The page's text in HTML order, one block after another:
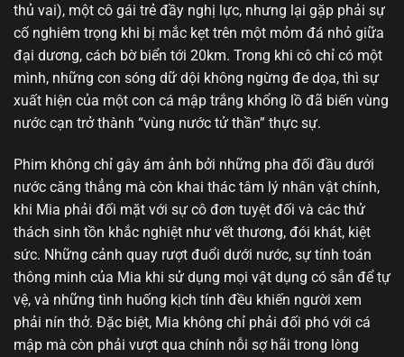
thủ vai), một cô gái trẻ đầy nghị lực, nhưng lại gặp phải sự
cố nghiêm trọng khi bị mắc kẹt trên một mỏm đá nhỏ giữa
đại dương, cách bờ biển tới 20km. Trong khi cô chỉ có một
mình, những con sóng dữ dội không ngừng đe dọa, thì sự
xuất hiện của một con cá mập trắng khổng lồ đã biến vùng
nước cạn trở thành “vùng nước tử thần” thực sự.
Phim không chỉ gây ám ảnh bởi những pha đối đầu dưới
nước căng thẳng mà còn khai thác tâm lý nhân vật chính,
khi Mia phải đối mặt với sự cô đơn tuyệt đối và các thử
thách sinh tồn khắc nghiệt như vết thương, đói khát, kiệt
sức. Những cảnh quay rượt đuổi dưới nước, sự tính toán
thông minh của Mia khi sử dụng mọi vật dụng có sẵn để tự
vệ, và những tình huống kịch tính đều khiến người xem
phải nín thở. Đặc biệt, Mia không chỉ phải đối phó với cá
mập mà còn phải vượt qua chính nỗi sợ hãi trong lòng